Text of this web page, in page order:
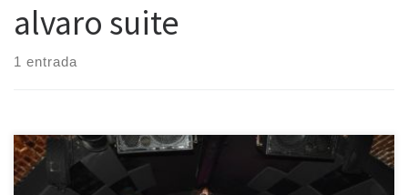
alvaro suite
1 entrada